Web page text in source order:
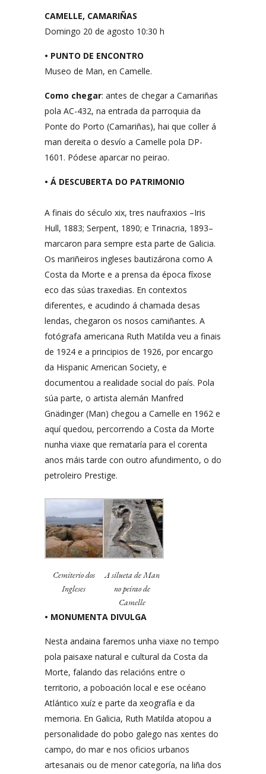
CAMELLE, CAMARIÑAS
Domingo 20 de agosto 10:30 h
• PUNTO DE ENCONTRO
Museo de Man, en Camelle.
Como chegar: antes de chegar a Camariñas
pola AC-432, na entrada da parroquia da
Ponte do Porto (Camariñas), hai que coller á
man dereita o desvío a Camelle pola DP-
1601. Pódese aparcar no peirao.
• Á DESCUBERTA DO PATRIMONIO
A finais do século xix, tres naufraxios –Iris
Hull, 1883; Serpent, 1890; e Trinacria, 1893–
marcaron para sempre esta parte de Galicia.
Os mariñeiros ingleses bautizárona como A
Costa da Morte e a prensa da época fíxose
eco das súas traxedias. En contextos
diferentes, e acudindo á chamada desas
lendas, chegaron os nosos camiñantes. A
fotógrafa americana Ruth Matilda veu a finais
de 1924 e a principios de 1926, por encargo
da Hispanic American Society, e
documentou a realidade social do país. Pola
súa parte, o artista alemán Manfred
Gnädinger (Man) chegou a Camelle en 1962 e
aquí quedou, percorrendo a Costa da Morte
nunha viaxe que remataría para el corenta
anos máis tarde con outro afundimento, o do
petroleiro Prestige.
Cemiterio dos
Ingleses
A silueta de Man
no peirao de
Camelle
• MONUMENTA DIVULGA
Nesta andaina faremos unha viaxe no tempo
pola paisaxe natural e cultural da Costa da
Morte, falando das relacións entre o
territorio, a poboación local e ese océano
Atlántico xuíz e parte da xeografía e da
memoria. En Galicia, Ruth Matilda atopou a
personalidade do pobo galego nas xentes do
campo, do mar e nos oficios urbanos
artesanais ou de menor categoría, na liña dos